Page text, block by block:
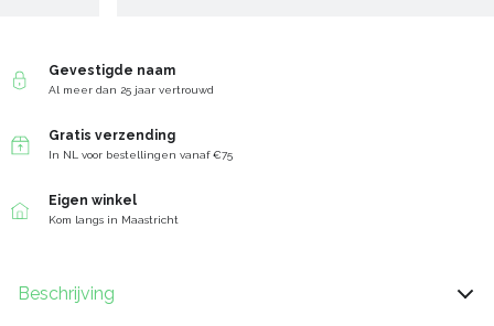
Gevestigde naam
Al meer dan 25 jaar vertrouwd
Gratis verzending
In NL voor bestellingen vanaf €75
Eigen winkel
Kom langs in Maastricht
Beschrijving